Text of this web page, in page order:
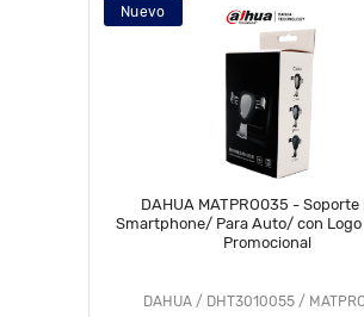
Nuevo
DAHUA MATPRO035 - Soporte
Smartphone/ Para Auto/ con
Promocional
DAHUA / DHT3010055 /